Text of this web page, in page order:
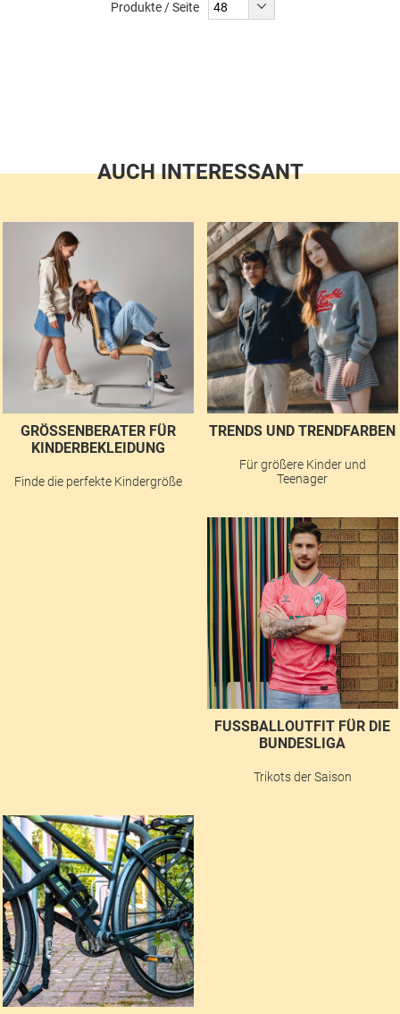
Produkte / Seite
AUCH INTERESSANT
GRÖSSENBERATER FÜR K
INDERBEKLEIDUNG
Finde die perfekte Kindergröße
TRENDS UND TRENDFARBEN
Für größere Kinder und
Teenager
FUSSBALLOUTFIT FÜR DIE B
UNDESLIGA
Trikots der Saison